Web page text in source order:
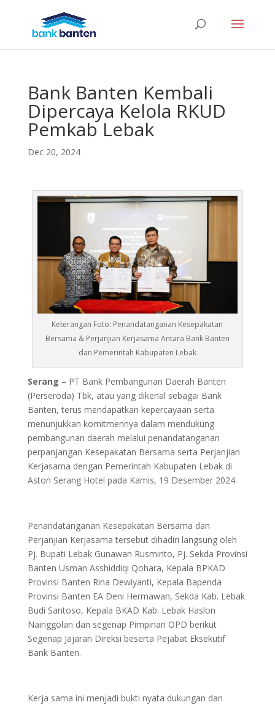
Bank Banten Kembali
Dipercaya Kelola RKUD
Pemkab Lebak
Dec 20, 2024
Keterangan Foto: Penandatanganan Kesepakatan
Bersama & Perjanjian Kerjasama Antara Bank Banten
dan Pemerintah Kabupaten Lebak
Serang – PT Bank Pembangunan Daerah Banten
(Perseroda) Tbk, atau yang dikenal sebagai Bank
Banten, terus mendapatkan kepercayaan serta
menunjukkan komitmennya dalam mendukung
pembangunan daerah melalui penandatanganan
perpanjangan Kesepakatan Bersama serta Perjanjian
Kerjasama dengan Pemerintah Kabupaten Lebak di
Aston Serang Hotel pada Kamis, 19 Desember 2024.
Penandatanganan Kesepakatan Bersama dan
Perjanjian Kerjasama tersebut dihadiri langsung oleh
Pj. Bupati Lebak Gunawan Rusminto, Pj. Sekda Provinsi
Banten Usman Asshiddiqi Qohara, Kepala BPKAD
Provinsi Banten Rina Dewiyanti, Kepala Bapenda
Provinsi Banten EA Deni Hermawan, Sekda Kab. Lebak
Budi Santoso, Kepala BKAD Kab. Lebak Haslon
Nainggolan dan segenap Pimpinan OPD berikut
Segenap Jajaran Direksi beserta Pejabat Eksekutif
Bank Banten.
Kerja sama ini menjadi bukti nyata dukungan dan